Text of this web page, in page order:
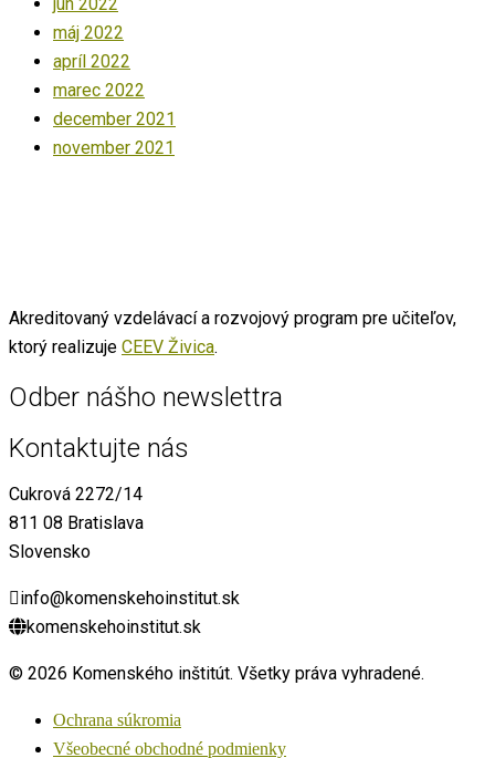
máj 2022
apríl 2022
marec 2022
december 2021
november 2021
Akreditovaný vzdelávací a rozvojový program pre učiteľov,
ktorý realizuje CEEV Živica.
Odber nášho newslettra
Kontaktujte nás
Cukrová 2272/14
811 08 Bratislava
Slovensko
info@komenskehoinstitut.sk
komenskehoinstitut.sk
© 2026 Komenského inštitút. Všetky práva vyhradené.
Ochrana súkromia
Všeobecné obchodné podmienky